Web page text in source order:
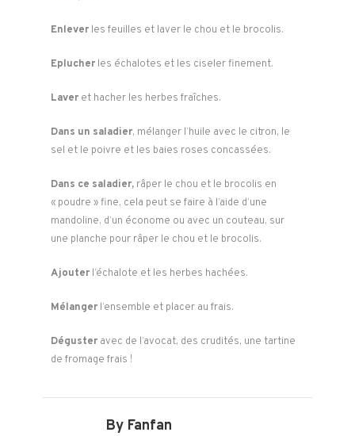
Enlever les feuilles et laver le chou et le brocolis.
Eplucher les échalotes et les ciseler finement.
Laver et hacher les herbes fraîches.
Dans un saladier, mélanger l’huile avec le citron, le
sel et le poivre et les baies roses concassées.
Dans ce saladier, râper le chou et le brocolis en
« poudre » fine, cela peut se faire à l’aide d’une
mandoline, d’un économe ou avec un couteau, sur
une planche pour râper le chou et le brocolis.
Ajouter l’échalote et les herbes hachées.
Mélanger l’ensemble et placer au frais.
Déguster avec de l’avocat, des crudités, une tartine
de fromage frais !
By Fanfan